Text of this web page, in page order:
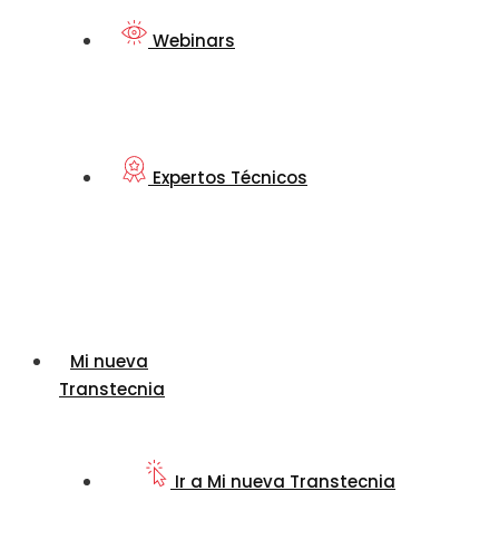
Webinars
Expertos Técnicos
Mi nueva
Transtecnia
Ir a Mi nueva Transtecnia